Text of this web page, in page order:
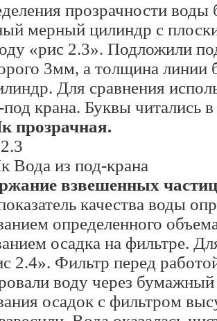
прозрачности воды
мерный цилиндр с
«рис 2.3». Подложили
3мм, а толщина линии
Для сравнения
крана. Буквы читались
прозрачная.
Вода из под-крана
взвешенных
качества воды
определенного
осадка на фильтре.
2.4». Фильтр перед
воду через
осадок с фильтром